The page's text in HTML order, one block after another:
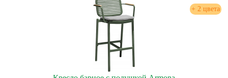
+ 2 цвета